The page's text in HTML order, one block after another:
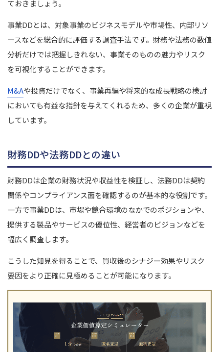
まとめ｜事業DDを活用して、M&Aを成功に導くには専門家へ依
ておきましょう。
事業DDとは、対象事業のビジネスモデルや市場性、内部リソ
ースなどを総合的に評価する調査手法です。財務や法務の数値
分析だけでは把握しきれない、事業そのものの魅力やリスク
を可視化することができます。
M&Aや投資だけでなく、事業再編や将来的な成長戦略の検討
においても有益な指針を与えてくれるため、多くの企業が重視
しています。
財務DDや法務DDとの違い
財務DDは企業の財務状況や収益性を検証し、法務DDは契約
関係やコンプライアンス面を確認するのが基本的な役割です。
一方で事業DDは、市場や競合環境のなかでのポジションや、
提供する製品やサービスの優位性、経営者のビジョンなどを
幅広く調査します。
こうした知見を得ることで、買収後のシナジー効果やリスク
要因をより正確に見極めることが可能になります。